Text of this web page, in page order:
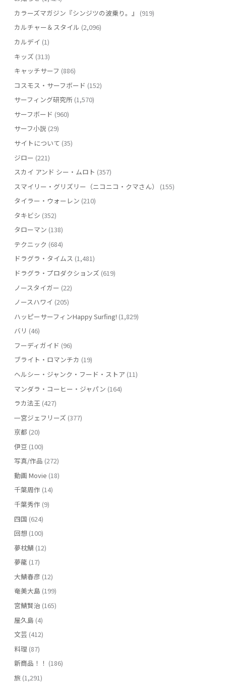
カラーズマガジン『シンジツの波乗り。』
(919)
カルチャー＆スタイル (2,096)
カルデイ (1)
キッズ (313)
キャッチサーフ (886)
コスモス・サーフボード (152)
サーフィング研究所(1,570)
サーフボード (960)
サーフ小説 (29)
サイトについて (35)
ジロー (221)
スカイ アンド シー・ムロト (357)
スマイリー・グリズリー（ニコニコ・クマさん）
(155)
タイラー・ウォーレン (210)
タキビシ (352)
タローマン (138)
テクニック (684)
ドラグラ・タイムス (1,481)
ドラグラ・プロダクションズ (619)
ノースタイガー (22)
ノースハワイ (205)
ハッピーサーフィンHappy Surfing! (1,829)
バリ (46)
フーディガイド (96)
ブライト・ロマンチカ (19)
ヘルシー・ジャンク・フード・ストア (11)
マンダラ・コーヒー・ジャパン (164)
ラカ法王(427)
一宮ジェフリーズ (377)
京都 (20)
伊豆 (100)
写真/作品 (272)
動画 Movie (18)
千葉周作 (14)
千葉秀作 (9)
四国 (624)
回想(100)
夢枕鯖(12)
夢龍 (17)
大鯖春彦 (12)
奄美大島 (199)
宮鯖賢治 (165)
屋久島 (4)
文芸 (412)
料理 (87)
新商品！！ (186)
旅(1,291)